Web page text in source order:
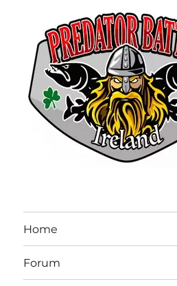
Home
Forum